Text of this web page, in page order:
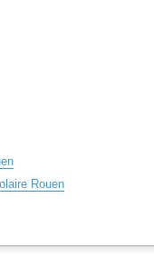
Rouen